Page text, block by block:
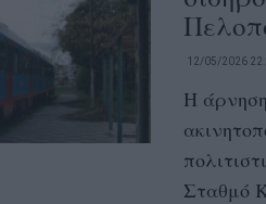
12/05/2026
Η
Σταθμό